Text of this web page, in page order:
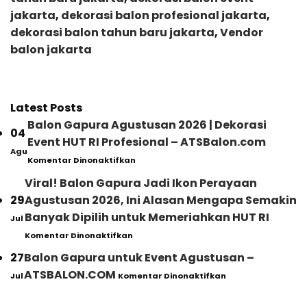
jakarta, dekorasi balon profesional jakarta,
dekorasi balon tahun baru jakarta,Vendor
balon jakarta
Latest Posts
04
Agu
Balon Gapura Agustusan 2026 | Dekorasi
Event HUT RI Profesional – ATSBalon.com
Komentar Dinonaktifkan
Gapura
Agustusan
2026
|
RI
Profesional
29
Jul
Viral! Balon Gapura Jadi Ikon Perayaan
Agustusan 2026, Ini Alasan Mengapa Semakin
Banyak Dipilih untuk Memeriahkan HUT RI
Komentar Dinonaktifkan
Balon
Gapura
Jadi
27
Jul
Balon Gapura untuk Event Agustusan –
ATSBALON.COM Komentar Dinonaktifkan